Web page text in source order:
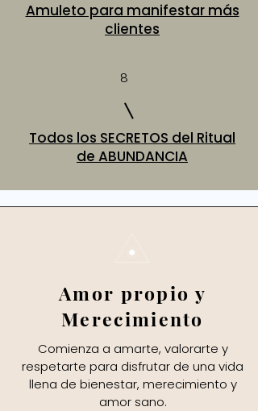
Amuleto para manifestar más
clientes
8
Todos los SECRETOS del Ritual
de ABUNDANCIA
Amor propio y
Merecimiento
Comienza a amarte, valorarte y
respetarte para disfrutar de una vida
llena de bienestar, merecimiento y
amor sano.